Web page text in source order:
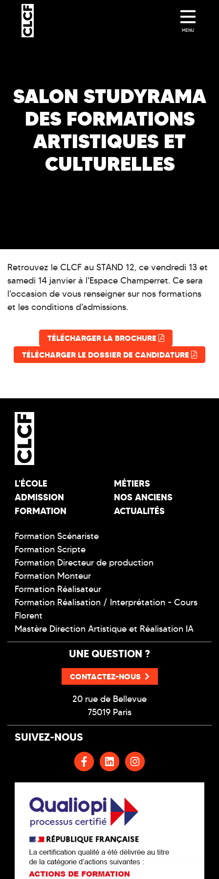
SALON STUDYRAMA
DES FORMATIONS
ARTISTIQUES ET
CULTURELLES
Retrouvez le CLCF au STAND 12, ce vendredi 13 et
samedi 14 janvier à l'Espace Champerret. Ce sera
l'occasion de vous renseigner sur nos formations
et les conditions d'admissions.
TÉLÉCHARGER LA BROCHURE
TÉLÉCHARGER LE DOSSIER DE CANDIDATURE
MENU
L'ÉCOLE
ADMISSION
FORMATION
MÉTIERS
NOS ANCIENS
ACTUALITÉS
Formation Scénariste
Formation Scripte
Formation Directeur de production
Formation Monteur
Formation Réalisateur
Formation Réalisation / Interprétation - Cours
Florent
Mastère Direction Artistique et Réalisation IA
UNE QUESTION ?
CONTACTEZ-NOUS
20 rue de Bellevue
75019 Paris
SUIVEZ-NOUS